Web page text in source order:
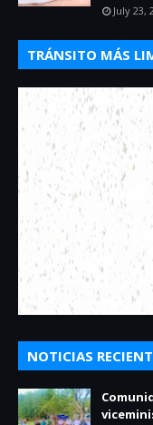
July 23,
TRÁNSITO MÁS
NOTICIAS